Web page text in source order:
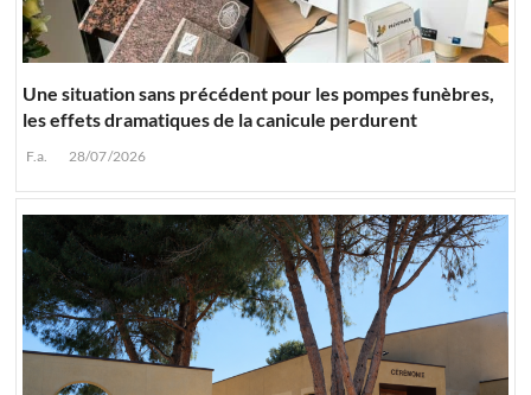
Une situation sans précédent pour les pompes funèbres,
les effets dramatiques de la canicule perdurent
F.a. 28/07/2026